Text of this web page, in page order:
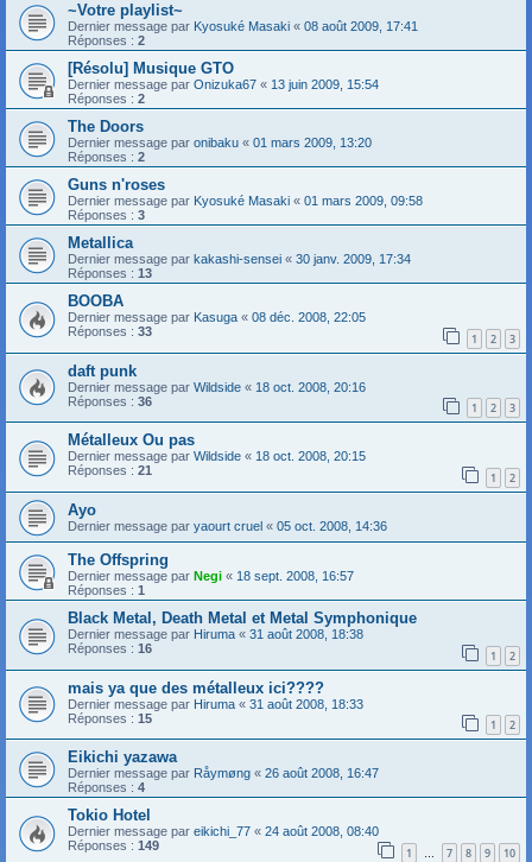
~Votre playlist~
Dernier message par Kyosuké Masaki « 08 août 2009, 17:41
Réponses : 2
[Résolu] Musique GTO
Dernier message par Onizuka67 « 13 juin 2009, 15:54
Réponses : 2
The Doors
Dernier message par onibaku « 01 mars 2009, 13:20
Réponses : 2
Guns n'roses
Dernier message par Kyosuké Masaki « 01 mars 2009, 09:58
Réponses : 3
Metallica
Dernier message par kakashi-sensei « 30 janv. 2009, 17:34
Réponses : 13
BOOBA
Dernier message par Kasuga « 08 déc. 2008, 22:05
Réponses : 33 1 2 3
daft punk
Dernier message par Wildside « 18 oct. 2008, 20:16
Réponses : 36 1 2 3
Métalleux Ou pas
Dernier message par Wildside « 18 oct. 2008, 20:15
Réponses : 21 1 2
Ayo
Dernier message par yaourt cruel « 05 oct. 2008, 14:36
The Offspring
Dernier message par Negi « 18 sept. 2008, 16:57
Réponses : 1
Black Metal, Death Metal et Metal Symphonique
Dernier message par Hiruma « 31 août 2008, 18:38
Réponses : 16 1 2
mais ya que des métalleux ici????
Dernier message par Hiruma « 31 août 2008, 18:33
Réponses : 15 1 2
Eikichi yazawa
Dernier message par Råymøng « 26 août 2008, 16:47
Réponses : 4
Tokio Hotel
Dernier message par eikichi_77 « 24 août 2008, 08:40
Réponses : 149 1 … 7 8 9 10